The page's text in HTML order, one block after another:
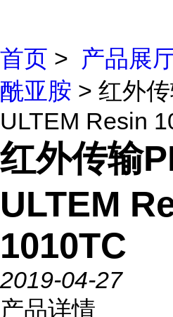
首页 > 产品展
酰亚胺 > 红外
ULTEM Resin
红外传输
ULTEM
1010TC
2019-04-27
产品详情